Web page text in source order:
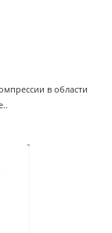
в области